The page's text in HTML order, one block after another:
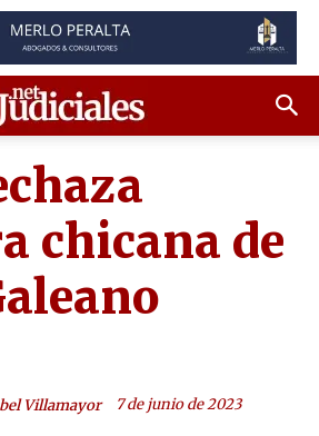
chicana de
Villamayor 7 de junio de 2023